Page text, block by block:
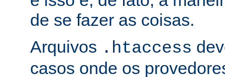
de se fazer as coisas.
Arquivos .htaccess
casos onde os